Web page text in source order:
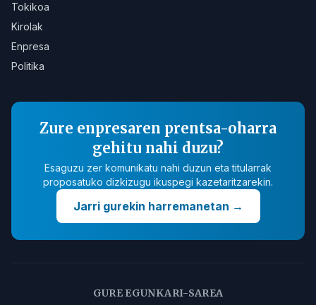
Tokikoa
Kirolak
Enpresa
Politika
Zure enpresaren prentsa-oharra
gehitu nahi duzu?
Esaguzu zer komunikatu nahi duzun eta titularrak
proposatuko dizkizugu ikuspegi kazetaritzarekin.
Jarri gurekin harremanetan →
GURE EGUNKARI-SAREA